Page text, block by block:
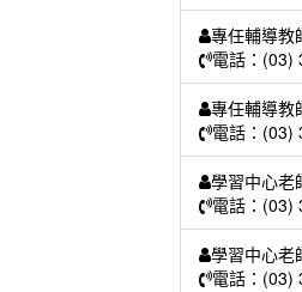
專任輔導教
電話：
專任輔導教
電話：
學習中心老
電話：
學習中心老
電話：